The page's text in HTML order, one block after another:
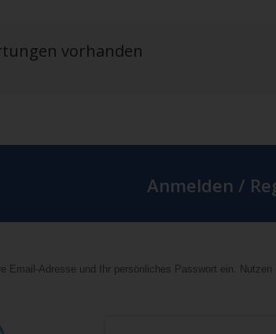
vorhanden
Anmelden /
Email-Adresse und Ihr persönliches Passwort ein.